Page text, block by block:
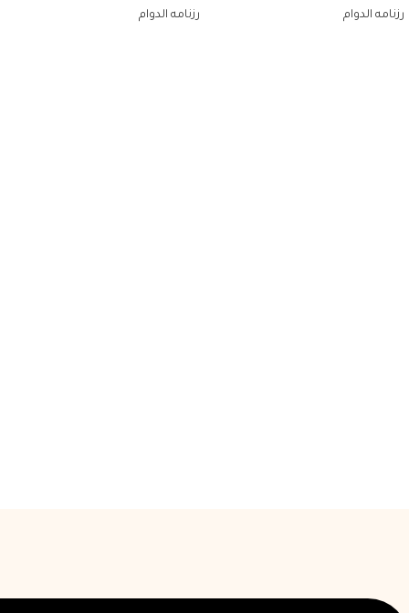
رزنامه الدوام رزنامه الدوام